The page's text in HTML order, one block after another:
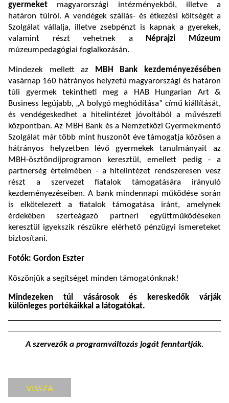
gyermeket magyarországi intézményekből, illetve a
határon túlról. A vendégek szállás- és étkezési költségét a
Szolgálat vállalja, illetve zsebpénzt is kapnak a gyerekek,
valamint részt vehetnek a Néprajzi Múzeum
múzeumpedagógiai foglalkozásán.
Mindezek mellett az MBH Bank kezdeményezésében
vasárnap 160 hátrányos helyzetű magyarországi és határon
túli gyermek tekintheti meg a HAB Hungarian Art &
Business legújabb, „A bolygó meghódítása” című kiállítását,
és vendégeskedhet a hitelintézet jóvoltából a művészeti
központban. Az MBH Bank és a Nemzetközi Gyermekmentő
Szolgálat már több mint huszonöt éve támogatja közösen a
hátrányos helyzetben lévő gyermekek tanulmányait az
MBH-ösztöndíjprogramon keresztül, emellett pedig - a
partnerség értelmében - a hitelintézet rendszeresen vesz
részt a szervezet fiatalok támogatására irányuló
kezdeményezéseiben. A bank mindennapi működése során
is elkötelezett a fiatalok támogatása iránt, amelynek
érdekében szerteágazó partneri együttműködéseken
keresztül igyekszik részükre elérhető pénzügyi ismereteket
biztosítani.
Fotók: Gordon Eszter
Köszönjük a segítséget minden támogatónknak!
Mindezeken túl vásárosok és kereskedők várják
különleges portékáikkal a látogatókat.
A szervezők a programváltozás jogát fenntartják.
VISSZA